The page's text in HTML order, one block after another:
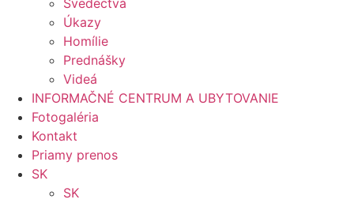
Svedectvá
Úkazy
Homílie
Prednášky
Videá
INFORMAČNÉ CENTRUM A UBYTOVANIE
Fotogaléria
Kontakt
Priamy prenos
SK
SK